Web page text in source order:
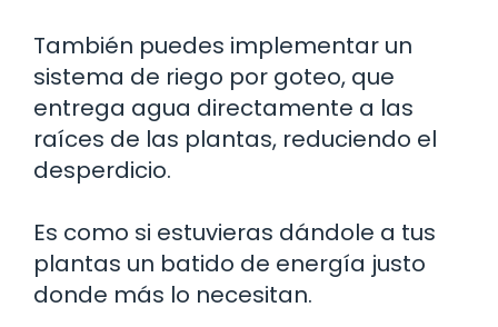
También puedes implementar un
sistema de riego por goteo, que
entrega agua directamente a las
raíces de las plantas, reduciendo el
desperdicio.
Es como si estuvieras dándole a tus
plantas un batido de energía justo
donde más lo necesitan.